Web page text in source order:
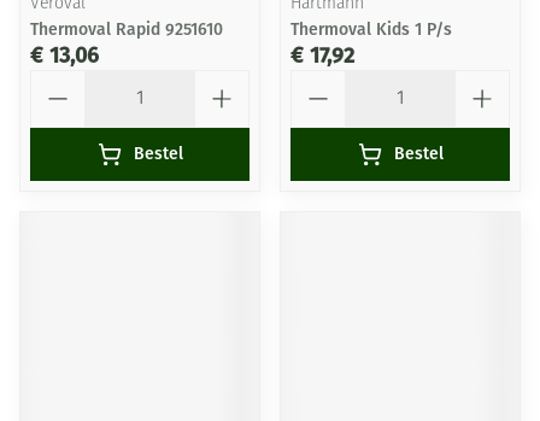
Veroval
Thermoval Rapid 9251610
€ 13,06
Bestel
Hartmann
Thermoval Kids 1 P/s
€ 17,92
Bestel